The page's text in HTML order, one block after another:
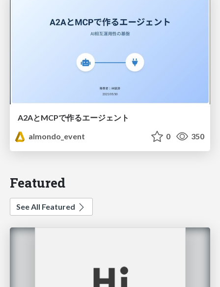
A2AとMCPで作るエージェント
almondo_event
0 350
Featured
See All Featured